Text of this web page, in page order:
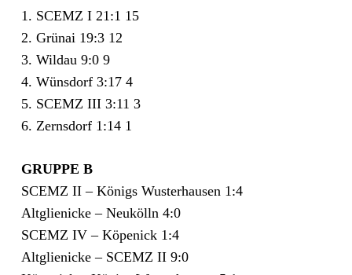
1. SCEMZ I 21:1 15
2. Grünai 19:3 12
3. Wildau 9:0 9
4. Wünsdorf 3:17 4
5. SCEMZ III 3:11 3
6. Zernsdorf 1:14 1
GRUPPE B
SCEMZ II – Königs Wusterhausen 1:4
Altglienicke – Neukölln 4:0
SCEMZ IV – Köpenick 1:4
Altglienicke – SCEMZ II 9:0